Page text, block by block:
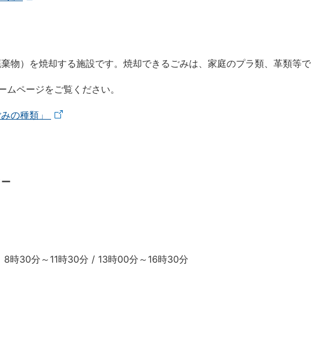
物）を焼却する施設です。焼却できるごみは、家庭のプラ類、革類等で
ページをご覧ください。
の種類」
時30分～11時30分 / 13時00分～16時30分